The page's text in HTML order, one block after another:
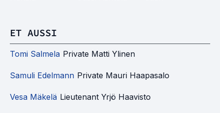
ET AUSSI
Tomi Salmela Private Matti Ylinen
Samuli Edelmann Private Mauri Haapasalo
Vesa Mäkelä Lieutenant Yrjö Haavisto